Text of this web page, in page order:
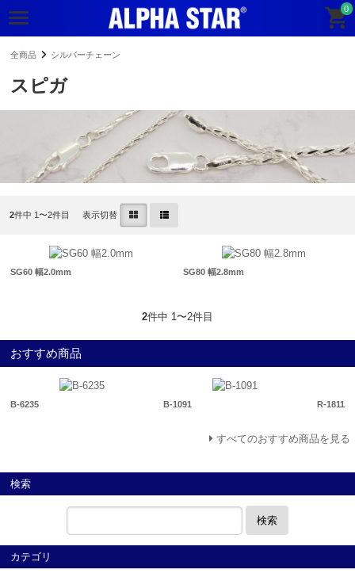
0
全商品 シルバーチェーン
スピガ
2件中 1〜2件目 表示切替
SG60 幅2.0mm SG80 幅2.8mm
2件中 1〜2件目
おすすめ商品
B-6235 B-1091 R-1811
すべてのおすすめ商品を見る
検索
検索
カテゴリ